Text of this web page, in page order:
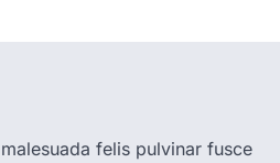
की रिपोर्ट बांदा। बांदा पैरामेडिकल
स्कूल में द्वितीय दीक्षांत…
felis pulvinar fusce